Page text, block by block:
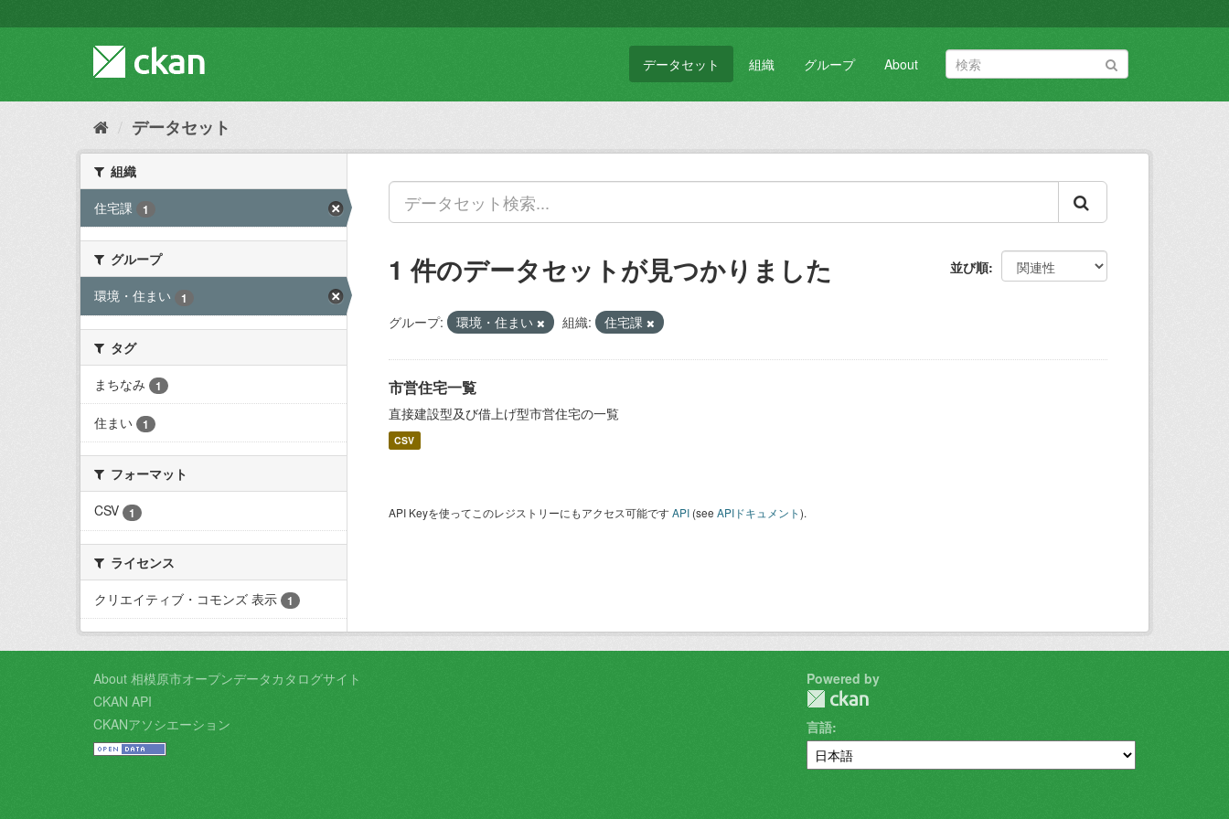
キ
て
データセット 組織 グループ About
データセット
組織
住宅課
1
グループ
環境・住まい
1
タグ
まちなみ
1
住まい 1
フォーマット
CSV
1
ライセンス
クリエイティブ・コモンズ 表示
1
並び順
1 件のデータセットが見つかりました
グループ: 環境・住まい 組織: 住宅課
市営住宅一覧
直接建設型及び借上げ型市営住宅の一覧
CSV
API Keyを使ってこのレジストリーにもアクセス可能ですAPI (see APIドキュメント).
About 相模原市オープンデータカタログサイト
CKAN API
CKANアソシエーション
Powered by
言語